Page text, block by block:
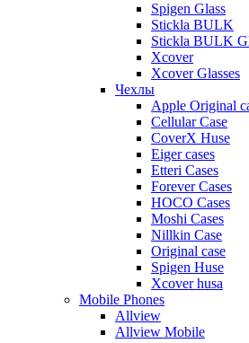
Spigen Glass
Stickla BULK
Stickla BULK
Xcover
Xcover Glasses
Чехлы
Apple Original
Cellular Case
CoverX Huse
Eiger cases
Etteri Cases
Forever Cases
HOCO Cases
Moshi Cases
Nillkin Case
Original case
Spigen Huse
Xcover husa
Mobile Phones
Allview
Allview Mobile